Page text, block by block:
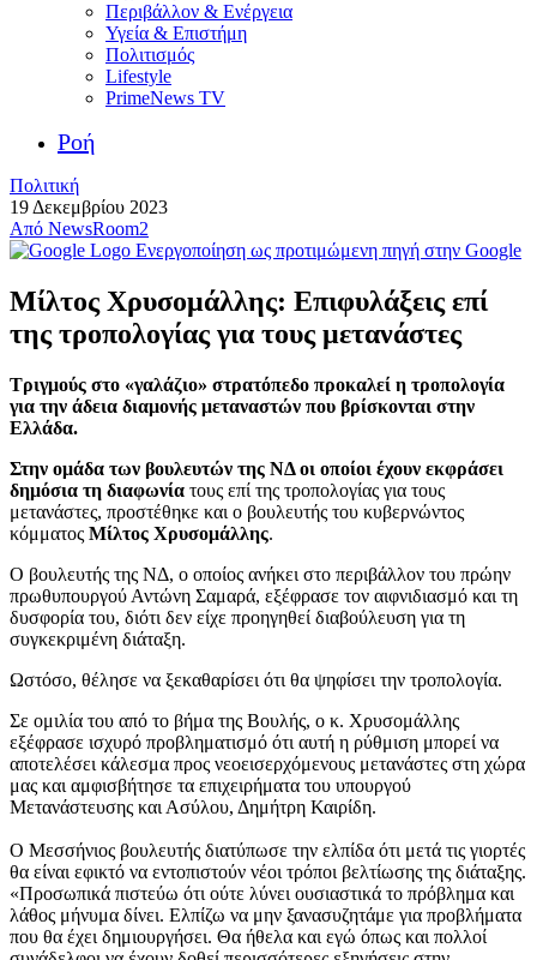
Περιβάλλον & Ενέργεια
Υγεία & Επιστήμη
Πολιτισμός
Lifestyle
PrimeNews TV
Ροή
Πολιτική
19 Δεκεμβρίου 2023
Από NewsRoom2
Ενεργοποίηση ως προτιμώμενη πηγή στην Google
Μίλτος Χρυσομάλλης: Επιφυλάξεις επί
της τροπολογίας για τους μετανάστες
Τριγμούς στο «γαλάζιο» στρατόπεδο προκαλεί η τροπολογία
για την άδεια διαμονής μεταναστών που βρίσκονται στην
Ελλάδα.
Στην ομάδα των βουλευτών της ΝΔ οι οποίοι έχουν εκφράσει
δημόσια τη διαφωνία τους επί της τροπολογίας για τους
μετανάστες, προστέθηκε και ο βουλευτής του κυβερνώντος
κόμματος Μίλτος Χρυσομάλλης.
Ο βουλευτής της ΝΔ, ο οποίος ανήκει στο περιβάλλον του πρώην
πρωθυπουργού Αντώνη Σαμαρά, εξέφρασε τον αιφνιδιασμό και τη
δυσφορία του, διότι δεν είχε προηγηθεί διαβούλευση για τη
συγκεκριμένη διάταξη.
Ωστόσο, θέλησε να ξεκαθαρίσει ότι θα ψηφίσει την τροπολογία.
Σε ομιλία του από το βήμα της Βουλής, ο κ. Χρυσομάλλης
εξέφρασε ισχυρό προβληματισμό ότι αυτή η ρύθμιση μπορεί να
αποτελέσει κάλεσμα προς νεοεισερχόμενους μετανάστες στη χώρα
μας και αμφισβήτησε τα επιχειρήματα του υπουργού
Μετανάστευσης και Ασύλου, Δημήτρη Καιρίδη.
Ο Μεσσήνιος βουλευτής διατύπωσε την ελπίδα ότι μετά τις γιορτές
θα είναι εφικτό να εντοπιστούν νέοι τρόποι βελτίωσης της διάταξης.
«Προσωπικά πιστεύω ότι ούτε λύνει ουσιαστικά το πρόβλημα και
λάθος μήνυμα δίνει. Ελπίζω να μην ξανασυζητάμε για προβλήματα
που θα έχει δημιουργήσει. Θα ήθελα και εγώ όπως και πολλοί